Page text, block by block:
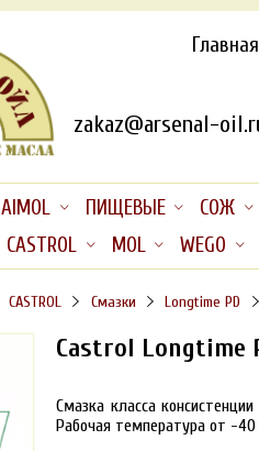
Главная
zakaz@arsenal-
AIMOL ПИЩЕВЫЕ СОЖ
CASTROL MOL WEGO
CASTROL Смазки Longtime PD
Castrol Longtime
Смазка класса
Рабочая температура от -40